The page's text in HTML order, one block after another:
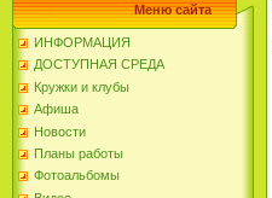
Меню сайта
ИНФОРМАЦИЯ
ДОСТУПНАЯ СРЕДА
Кружки и клубы
Афиша
Новости
Планы работы
Фотоальбомы